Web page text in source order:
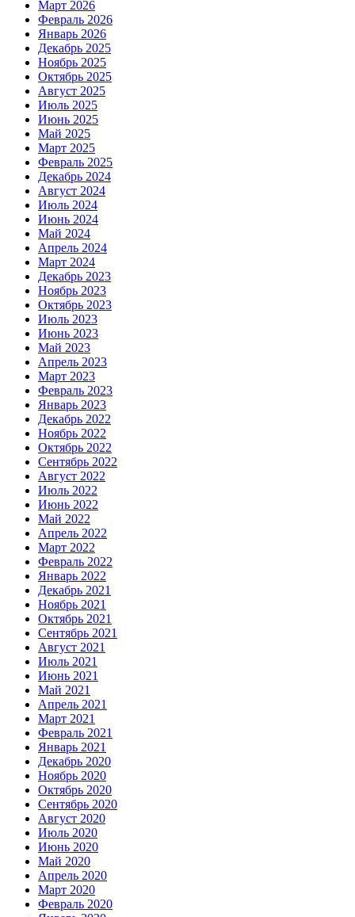
Март 2026
Февраль 2026
Январь 2026
Декабрь 2025
Ноябрь 2025
Октябрь 2025
Август 2025
Июль 2025
Июнь 2025
Май 2025
Март 2025
Февраль 2025
Декабрь 2024
Август 2024
Июль 2024
Июнь 2024
Май 2024
Апрель 2024
Март 2024
Декабрь 2023
Ноябрь 2023
Октябрь 2023
Июль 2023
Июнь 2023
Май 2023
Апрель 2023
Март 2023
Февраль 2023
Январь 2023
Декабрь 2022
Ноябрь 2022
Октябрь 2022
Сентябрь 2022
Август 2022
Июль 2022
Июнь 2022
Май 2022
Апрель 2022
Март 2022
Февраль 2022
Январь 2022
Декабрь 2021
Ноябрь 2021
Октябрь 2021
Сентябрь 2021
Август 2021
Июль 2021
Июнь 2021
Май 2021
Апрель 2021
Март 2021
Февраль 2021
Январь 2021
Декабрь 2020
Ноябрь 2020
Октябрь 2020
Сентябрь 2020
Август 2020
Июль 2020
Июнь 2020
Май 2020
Апрель 2020
Март 2020
Февраль 2020